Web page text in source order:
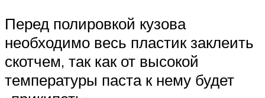
Перед полировкой кузова
необходимо весь пластик заклеить
скотчем, так как от высокой
температуры паста к нему будет